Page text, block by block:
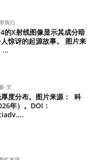
我们
的X射线图像显示其成分暗
惊讶的起源故事。 图片来
...
-艾
度分布。图片来源： 科
年）。DOI：